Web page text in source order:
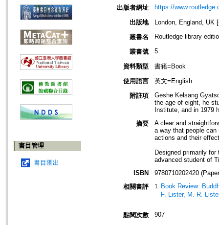
書目管理
書目匯出
出版者網址 https://
出版地
London, England, UK
叢書名
Routledge library
叢書號 5
資料類型
書籍=Book
使用語言
英文=English
附註項
Geshe Kelsang
the age of eight, he
Institute, and in 1979
摘要
A clear and
a way that people
actions and their
Designed primarily
advanced student of
ISBN
9780710202420
相關書評
Book Review:
F. Lister, M. R.
點閱次數 907